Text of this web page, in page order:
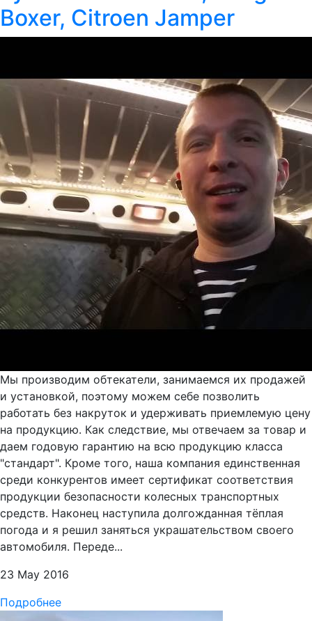
Boxer, Citroen Jamper
Мы производим обтекатели, занимаемся их продажей
и установкой, поэтому можем себе позволить
работать без накруток и удерживать приемлемую цену
на продукцию. Как следствие, мы отвечаем за товар и
даем годовую гарантию на всю продукцию класса
"стандарт". Кроме того, наша компания единственная
среди конкурентов имеет сертификат соответствия
продукции безопасности колесных транспортных
средств. Наконец наступила долгожданная тёплая
погода и я решил заняться украшательством своего
автомобиля. Переде...
23 May 2016
Подробнее